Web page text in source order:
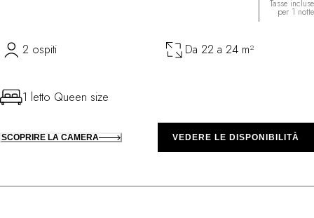
Tasse incluse
per 1 notte
2 ospiti Da 22 a 24 m²
1 letto Queen size
SCOPRIRE LA CAMERA VEDERE LE DISPONIBILITÀ